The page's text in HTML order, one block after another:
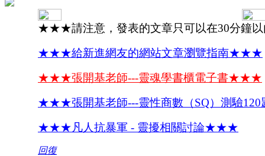
★★★請注意，發表的文章只可以在30分鐘
★★★給新進網友的網站文章瀏覽指南★★★
★★★張開基老師---靈魂學書櫃電子書★★★
★★★張開基老師---靈性商數（SQ）測驗
★★★凡人抗暴軍 - 靈擾相關討論★★★
回復